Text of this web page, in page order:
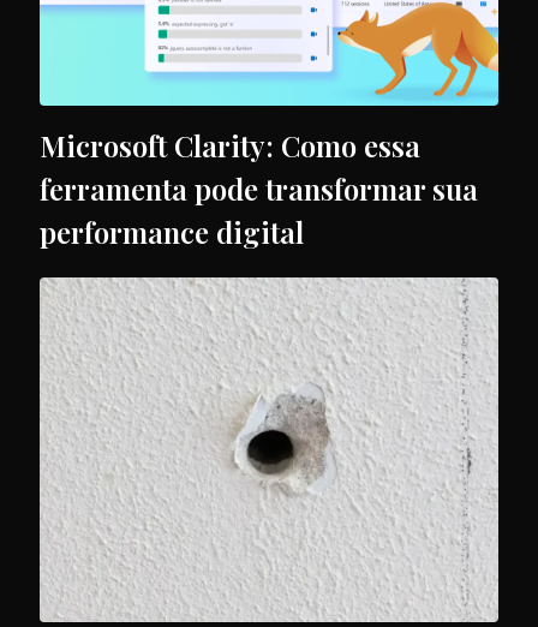
Microsoft Clarity: Como essa
ferramenta pode transformar sua
performance digital